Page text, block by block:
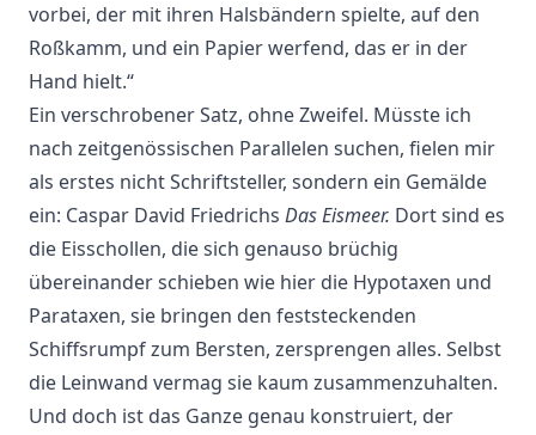
vorbei, der mit ihren Halsbändern spielte, auf den
Roßkamm, und ein Papier werfend, das er in der
Hand hielt.“
Ein verschrobener Satz, ohne Zweifel. Müsste ich
nach zeitgenössischen Parallelen suchen, fielen mir
als erstes nicht Schriftsteller, sondern ein Gemälde
ein: Caspar David Friedrichs Das Eismeer. Dort sind es
die Eisschollen, die sich genauso brüchig
übereinander schieben wie hier die Hypotaxen und
Parataxen, sie bringen den feststeckenden
Schiffsrumpf zum Bersten, zersprengen alles. Selbst
die Leinwand vermag sie kaum zusammenzuhalten.
Und doch ist das Ganze genau konstruiert, der